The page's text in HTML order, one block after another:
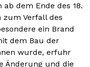
dem Ende des 18.
Verfall des
ein Brand
dem Bau der
wurde, erfuhr
Änderung und die